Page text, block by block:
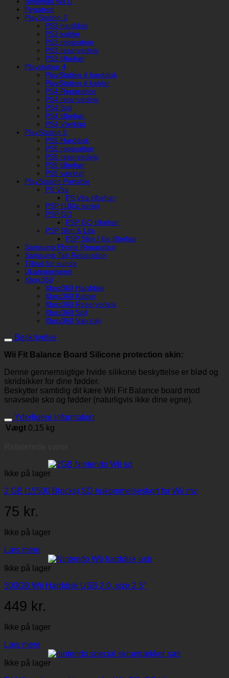
Pegatron
PlayStation 3
PS3 harddisk
PS3 kabler
PS3 reparation
PS3 reservedele
PS3 tilbehør
Playstation 4
PlayStation 4 harddisk
PlayStation 4 kabler
PS4 Reparation
PS4 reservedele
PS4 Spil
PS4 tilbehør
PS4 Værktøj
PlayStation 5
PS5 Harddisk
PS5 reparation
PS5 reservedele
PS5 tilbehør
PS5 værktøj
PlayStation Portable
PS Vita
PS Vita tilbehør
PSP (100x serie)
PSP GO
PSP GO tilbehør
PSP Slim & Lite
PSP Slim / lite tilbehør
Samsung Phone Reparation
Samsung Tab Reparation
Tilbud for kunde
Ukategoriseret
Xbox360
Xbox360 Harddisk
Xbox360 Kabler
Xbox360 Reservedele
Xbox360 Spil
Xbox360 Værktøj
Beskrivelse
Wii Fit Balance Board Silicone protection skin:
Denne gennemsigtige hvide silikone beskyttelse er blød og
skridsikker for dine fødder.
Beskytter samtidig dit kære Wii Fit Balance board mod
snavsede sko og fødder (naturligvis ikke dine egne).
Yderligere information
Vægt 0,15 kg
Ikke på lager
2 GB (15500 Blocks) SD hukommelseskort for Wii mv.
75 kr.
Ikke på lager
Læs mere
Ikke på lager
500GB Wii Harddisk USB 2.0, size 2.5″
449 kr.
Ikke på lager
Læs mere
Ikke på lager